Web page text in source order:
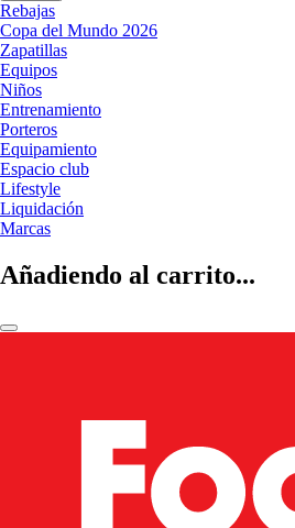
Rebajas
Copa del Mundo 2026
Zapatillas
Equipos
Niños
Entrenamiento
Porteros
Equipamiento
Espacio club
Lifestyle
Liquidación
Marcas
Añadiendo al carrito...